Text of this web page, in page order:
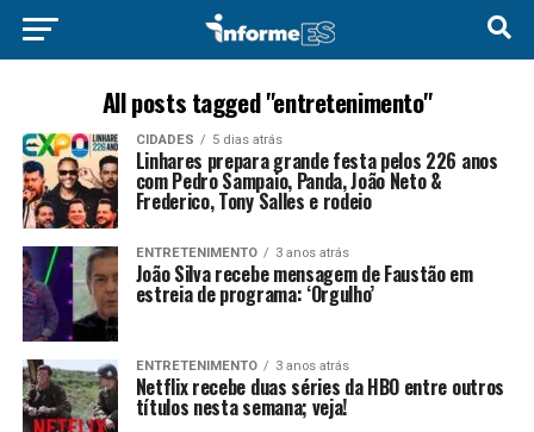
All posts tagged "entretenimento"
CIDADES 5 dias atrás
Linhares prepara grande festa pelos 226 anos
com Pedro Sampaio, Panda, João Neto &
Frederico, Tony Salles e rodeio
ENTRETENIMENTO 3 anos atrás
João Silva recebe mensagem de Faustão em
estreia de programa: ‘Orgulho’
ENTRETENIMENTO 3 anos atrás
Netflix recebe duas séries da HBO entre outros
títulos nesta semana; veja!